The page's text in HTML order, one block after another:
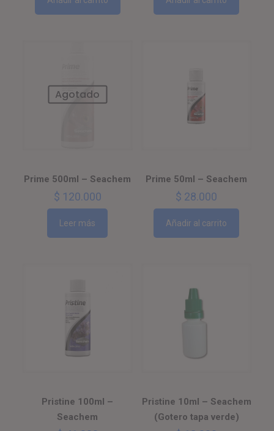
Agotado
Prime 500ml – Seachem
$ 120.000
Leer más
Prime 50ml – Seachem
$ 28.000
Añadir al carrito
Pristine 100ml –
Seachem
Pristine 10ml – Seachem
(Gotero tapa verde)